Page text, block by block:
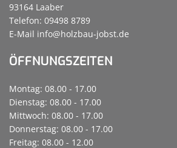
93164 Laaber
Telefon: 09498 8789
E-Mail info@holzbau-jobst.de
ÖFFNUNGSZEITEN
Montag: 08.00 - 17.00
Dienstag: 08.00 - 17.00
Mittwoch: 08.00 - 17.00
Donnerstag: 08.00 - 17.00
Freitag: 08.00 - 12.00